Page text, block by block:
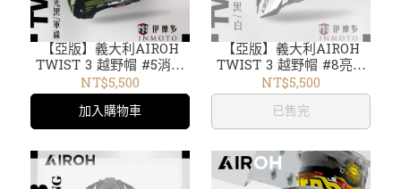
【亞版】義大利AIROH
TWIST 3 越野帽 #5消光
黑軍綠 TW3TM35
NT$5,500
加入購物車
【亞版】義大利AIROH
TWIST 3 越野帽 #8亮黑
白 TW3T17
NT$5,500
已售完